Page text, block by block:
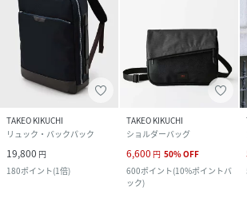
TAKEO KIKUCHI
リュック・バックパック
19,800 円
180ポイント(1倍)
TAKEO KIKUCHI
ショルダーバッグ
6,600 円 50%OFF
600ポイント(10%ポイントバ
ック)